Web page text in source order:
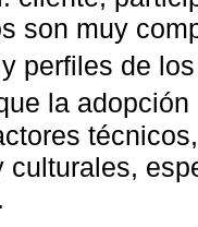
son muy
perfiles de
la
culturales,